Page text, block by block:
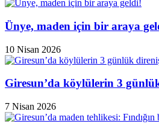
Ünye, maden için bir araya
10 Nisan 2026
Giresun’da köylülerin 3
7 Nisan 2026